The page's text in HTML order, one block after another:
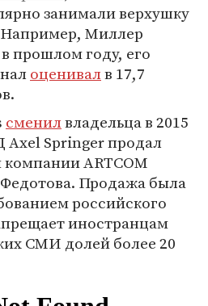
занимали верхушку
Например, Миллер
прошлом году, его
оценивалв 17,7
сменилвладельца в 2015
Springer продал
ARTCOM
Продажа была
российского
иностранцам
СМИ долей более 20